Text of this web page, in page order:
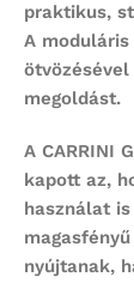
praktikus,
A
megoldást.
A CARRINI
kapott az,
használat
nyújtanak,